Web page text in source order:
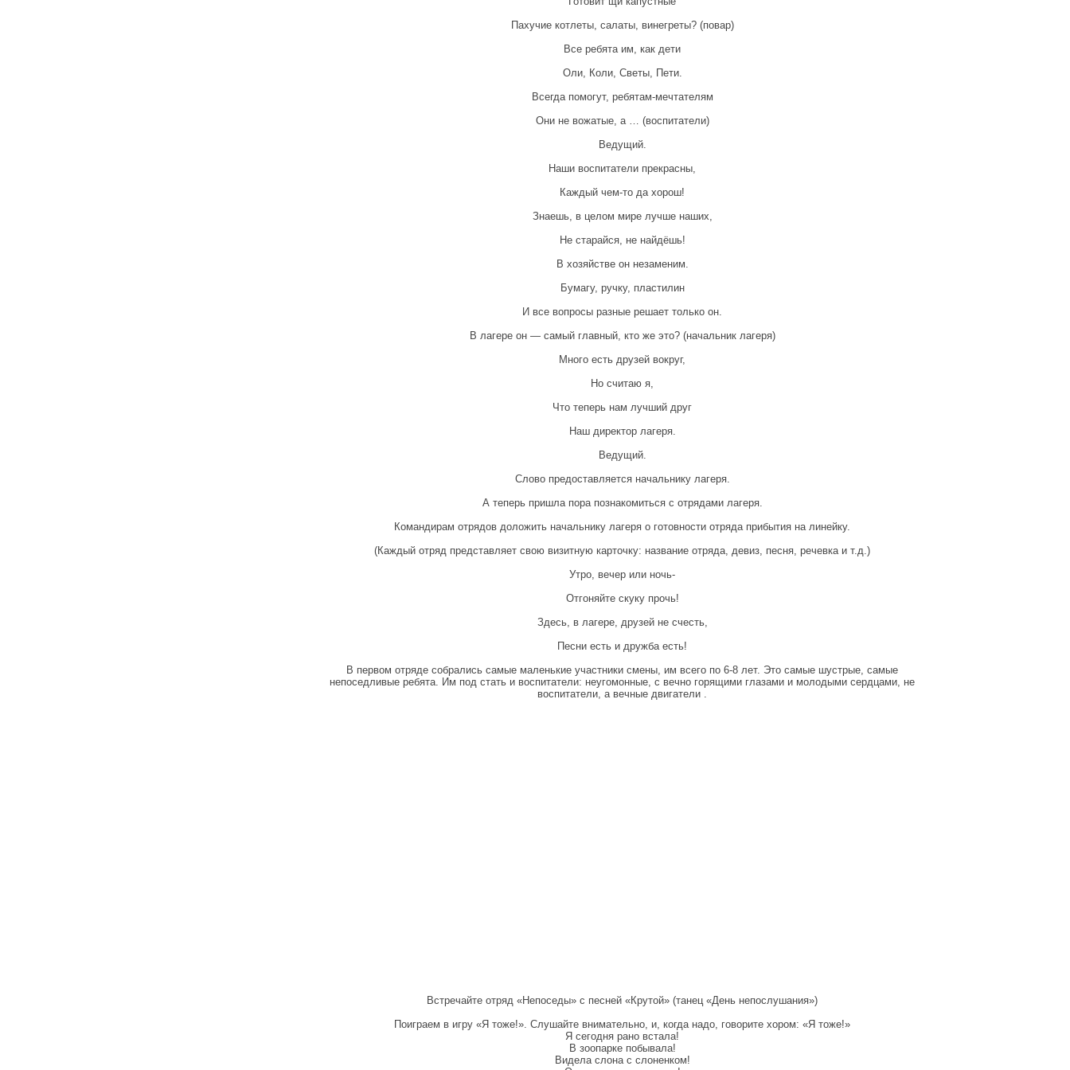
Пахучие котлеты, салаты, винегреты? (повар)
Все ребята им, как дети
Оли, Коли, Светы, Пети.
Всегда помогут, ребятам-мечтателям
Они не вожатые, а … (воспитатели)
Ведущий.
Наши воспитатели прекрасны,
Каждый чем-то да хорош!
Знаешь, в целом мире лучше наших,
Не старайся, не найдёшь!
В хозяйстве он незаменим.
Бумагу, ручку, пластилин
И все вопросы разные решает только он.
В лагере он — самый главный, кто же это? (начальник лагеря)
Много есть друзей вокруг,
Но считаю я,
Что теперь нам лучший друг
Наш директор лагеря.
Ведущий.
Слово предоставляется начальнику лагеря.
А теперь пришла пора познакомиться с отрядами лагеря.
Командирам отрядов доложить начальнику лагеря о готовности отряда прибытия на линейку.
(Каждый отряд представляет свою визитную карточку: название отряда, девиз, песня, речевка и т.д.)
Утро, вечер или ночь-
Отгоняйте скуку прочь!
Здесь, в лагере, друзей не счесть,
Песни есть и дружба есть!
В первом отряде собрались самые маленькие участники смены, им всего по 6-8 лет. Это самые шустрые, самые
непоседливые ребята. Им под стать и воспитатели: неугомонные, с вечно горящими глазами и молодыми сердцами, не
воспитатели, а вечные двигатели .
Встречайте отряд «Непоседы» с песней «Крутой» (танец «День непослушания»)
Поиграем в игру «Я тоже!». Слушайте внимательно, и, когда надо, говорите хором: «Я тоже!»
Я сегодня рано встала!
В зоопарке побывала!
Видела слона с слоненком!